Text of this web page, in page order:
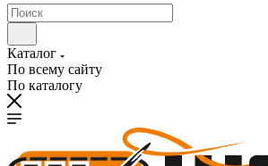
Каталог
По всему сайту
По каталогу